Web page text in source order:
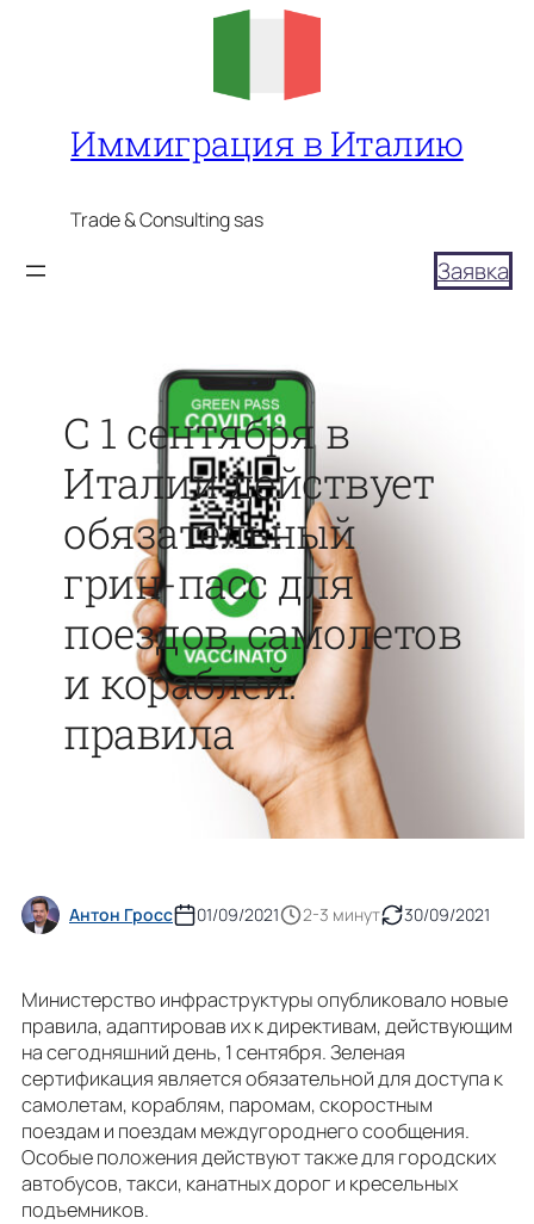
Иммиграция в Италию
Trade & Consulting sas
Заявка
С 1 сентября в
Италии действует
обязательный
грин-пасс для
поездов, самолетов
и кораблей:
правила
Антон Гросс 01/09/2021 2-3 минут 30/09/2021
Министерство инфраструктуры опубликовало новые
правила, адаптировав их к директивам, действующим
на сегодняшний день, 1 сентября. Зеленая
сертификация является обязательной для доступа к
самолетам, кораблям, паромам, скоростным
поездам и поездам междугороднего сообщения.
Особые положения действуют также для городских
автобусов, такси, канатных дорог и кресельных
подъемников.